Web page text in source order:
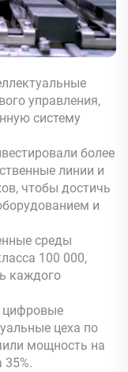
управления,
систему
более
линии и
чтобы достичь
и
среды
100 000,
каждого
цифровые
цеха по
мощность на
35%.